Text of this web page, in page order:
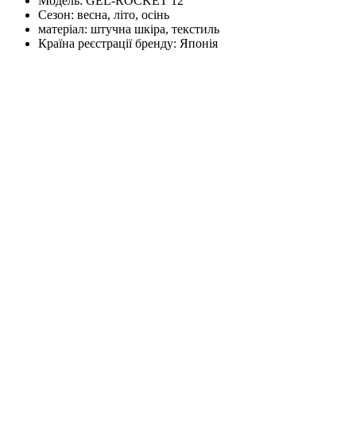
Сезон: весна, літо, осінь
матеріал: штучна шкіра, текстиль
Країна реєстрації бренду: Японія